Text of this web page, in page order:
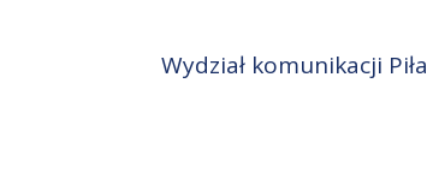
Wydział komunikacji Piła